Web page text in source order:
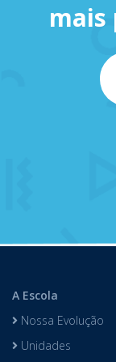
mais
A Escola
Nossa Evolução
Unidades